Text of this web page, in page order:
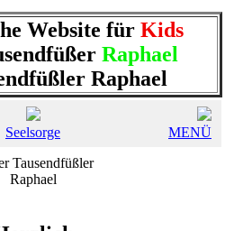
Website für Kids
Raphael
Seelsorge MENÜ